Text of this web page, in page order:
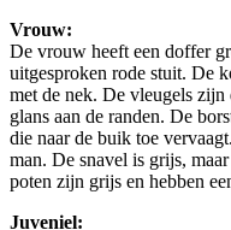
Vrouw:
De vrouw heeft een doffer
uitgesproken rode stuit. De
met de nek. De vleugels
glans aan de randen. De
die naar de buik toe
man. De snavel is grijs,
poten zijn grijs en hebben
Juveniel: